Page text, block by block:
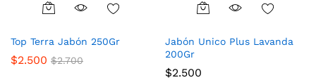
Top Terra Jabón 250Gr
$2.500 $2.700
Jabón Unico Plus Lavanda
200Gr
$2.500